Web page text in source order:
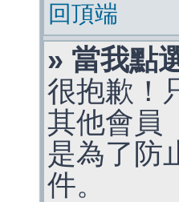
回頂端
» 當我點
很抱歉！
其他會員
是為了防
件。